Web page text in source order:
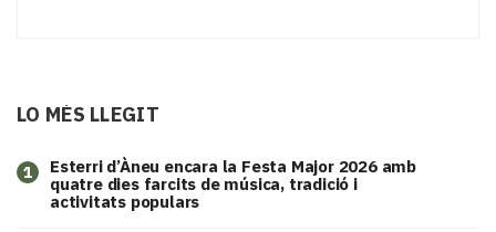
LO MÉS LLEGIT
1
Esterri d’Àneu encara la Festa Major 2026 amb
quatre dies farcits de música, tradició i
activitats populars